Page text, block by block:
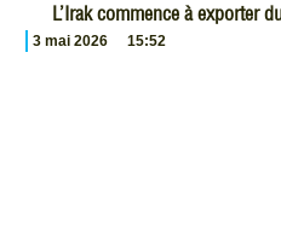
L’Irak commence à exporter
3 mai 2026 15:52